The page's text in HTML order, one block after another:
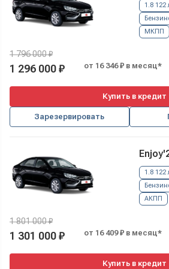
1.8 122
МКПП
1 796 000 ₽
1 296 000 ₽ от 16 346 ₽ в месяц*
Купить в кредит
Зарезервировать
1.8 122
АКПП
1 801 000 ₽
1 301 000 ₽ от 16 409 ₽ в месяц*
Купить в кредит